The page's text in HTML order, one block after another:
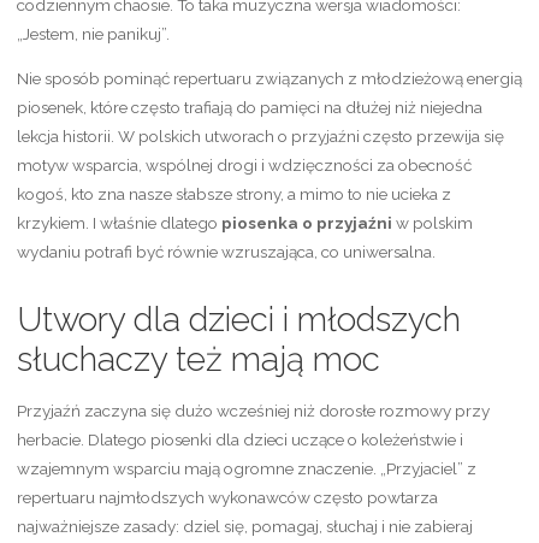
codziennym chaosie. To taka muzyczna wersja wiadomości:
„Jestem, nie panikuj”.
Nie sposób pominąć repertuaru związanych z młodzieżową energią
piosenek, które często trafiają do pamięci na dłużej niż niejedna
lekcja historii. W polskich utworach o przyjaźni często przewija się
motyw wsparcia, wspólnej drogi i wdzięczności za obecność
kogoś, kto zna nasze słabsze strony, a mimo to nie ucieka z
krzykiem. I właśnie dlatego piosenka o przyjaźni w polskim
wydaniu potrafi być równie wzruszająca, co uniwersalna.
Utwory dla dzieci i młodszych
słuchaczy też mają moc
Przyjaźń zaczyna się dużo wcześniej niż dorosłe rozmowy przy
herbacie. Dlatego piosenki dla dzieci uczące o koleżeństwie i
wzajemnym wsparciu mają ogromne znaczenie. „Przyjaciel” z
repertuaru najmłodszych wykonawców często powtarza
najważniejsze zasady: dziel się, pomagaj, słuchaj i nie zabieraj